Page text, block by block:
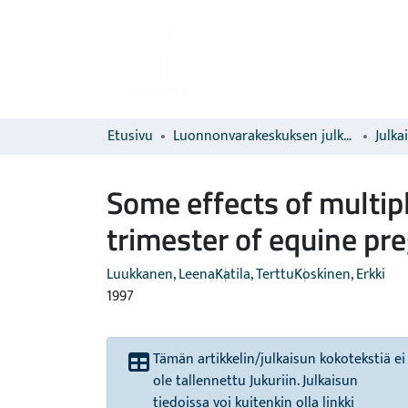
Etusivu Luonnonvarakeskuksen julkaisut
Some effects of
trimester of equine
Luukkanen, LeenaKatila, TerttuKoskinen, Erkki
1997
Tämän artikkelin/julkaisun kokotekstiä ei
ole tallennettu Jukuriin. Julkaisun
tiedoissa voi kuitenkin olla linkki